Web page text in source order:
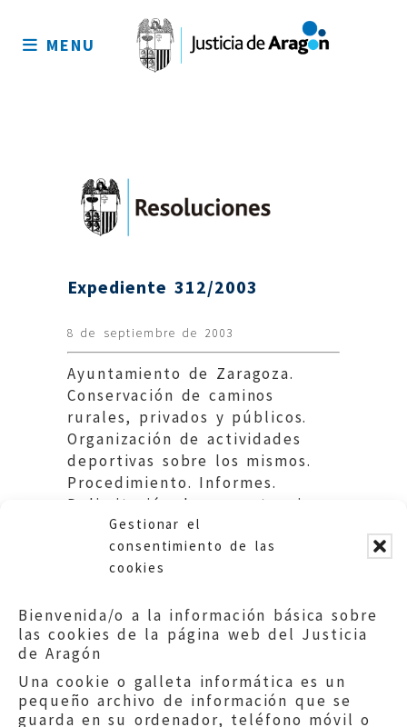
Gestionar el
consentimiento de las
cookies
Bienvenida/o a la información básica sobre
las cookies de la página web del Justicia
de Aragón
Una cookie o galleta informática es un
pequeño archivo de información que se
guarda en su ordenador, teléfono móvil o
sitio
MENU
Expediente 312/2003
8 de septiembre de 2003
Ayuntamiento de Zaragoza.
Conservación de caminos
rurales, privados y públicos.
Organización de actividades
deportivas sobre los mismos.
Procedimiento. Informes.
Delimitación de competencias.
Presupuestos.